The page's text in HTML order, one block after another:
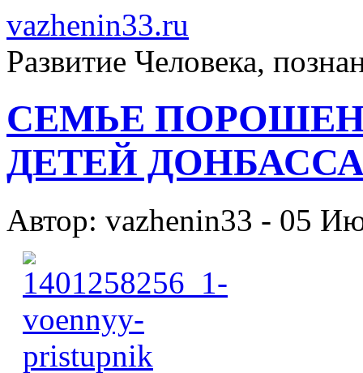
vazhenin33.ru
Развитие Человека,
СЕМЬЕ
ДЕТЕЙ
Автор: vazhenin33 - 05